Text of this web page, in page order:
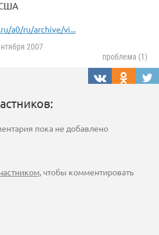
США
a0/ru/archive/vi...
2007
проблема (1)
пока не добавлено
, чтобы комментировать